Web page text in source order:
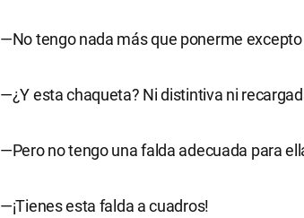
—No tengo nada más que ponerme
—¿Y esta chaqueta? Ni distintiva ni
—Pero no tengo una falda adecuada para
—¡Tienes esta falda a cuadros!